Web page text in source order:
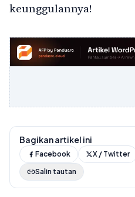
keunggulannya!
Bagikan artikel ini
Facebook X / Twitter
Salin tautan